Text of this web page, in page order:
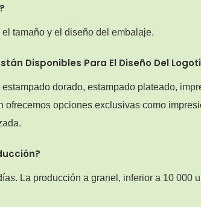
tamaño y el diseño del embalaje.
Disponibles Para El Diseño Del
dorado, estampado plateado,
opciones exclusivas como
La producción a granel, inferior a 10 000